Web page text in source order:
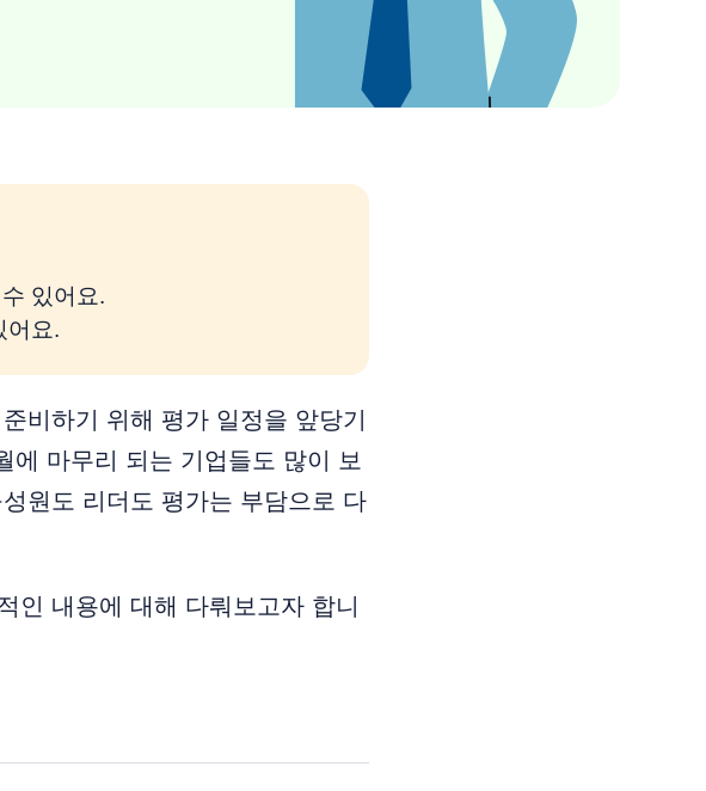
있어요.
어요.
비하기 위해 평가 일정을 앞당기
에 마무리 되는 기업들도 많이 보
원도 리더도 평가는 부담으로 다
인 내용에 대해 다뤄보고자 합니